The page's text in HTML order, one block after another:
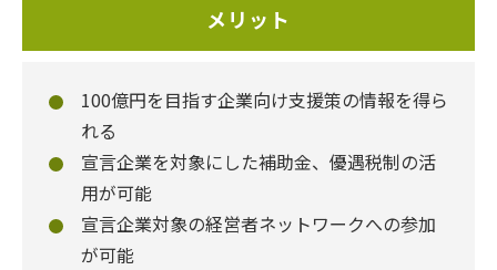
メリット
100億円を目指す企業向け支援策の情報を得ら
れる
宣言企業を対象にした補助金、優遇税制の活
用が可能
宣言企業対象の経営者ネットワークへの参加
が可能